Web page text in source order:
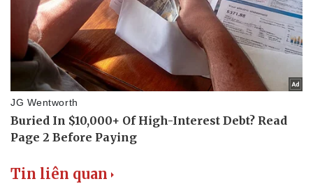
Tin liên quan